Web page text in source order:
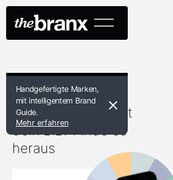
Handgefertigte Marken,
mit intelligentem Brand
Guide.
Mehr erfahren
Welcher
Markenarchetyp ist
dein Biz? Finde es
heraus